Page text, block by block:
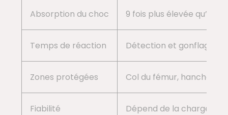
Absorption du choc 9 fois plus élevée qu’un
Temps de réaction Détection et gonflage en
Zones protégées Col du fémur, hanches,
Fiabilité Dépend de la charge de